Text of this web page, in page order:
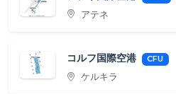
アテネ
コルフ国際空港 CFU
ケルキラ